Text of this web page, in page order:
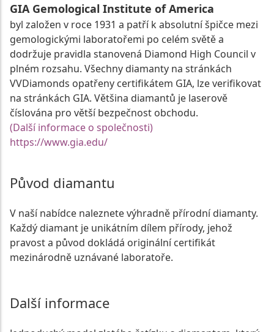
GIA Gemological Institute of America
byl založen v roce 1931 a patří k absolutní špičce mezi
gemologickými laboratořemi po celém světě a
dodržuje pravidla stanovená Diamond High Council v
plném rozsahu. Všechny diamanty na stránkách
VVDiamonds opatřeny certifikátem GIA, lze verifikovat
na stránkách GIA. Většina diamantů je laserově
číslována pro větší bezpečnost obchodu.
(Další informace o společnosti)
https://www.gia.edu/
Původ diamantu
V naší nabídce naleznete výhradně přírodní diamanty.
Každý diamant je unikátním dílem přírody, jehož
pravost a původ dokládá originální certifikát
mezinárodně uznávané laboratoře.
Další informace